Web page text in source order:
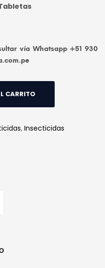
vía Whatsapp +51 930
CARRITO
, Insecticidas